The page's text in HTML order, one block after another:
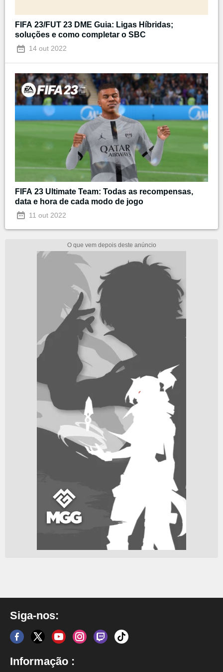
FIFA 23/FUT 23 DME Guia: Ligas Híbridas;
soluções e como completar o SBC
14 out 2022
FIFA 23 Ultimate Team: Todas as recompensas,
data e hora de cada modo de jogo
11 out 2022
Siga-nos:
Informação :